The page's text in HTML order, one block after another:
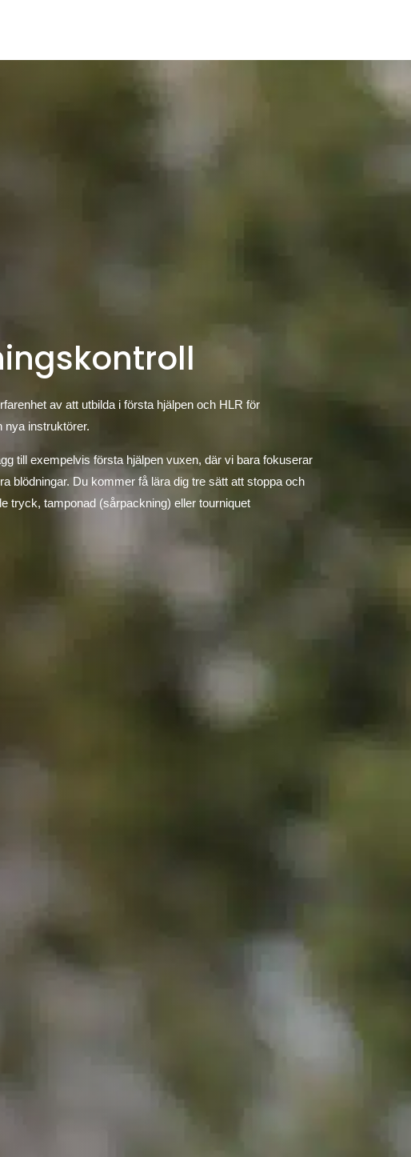
av att utbilda i första hjälpen och HLR för
nya instruktörer.
till exempelvis första hjälpen vuxen, där vi bara fokuserar
blödningar. Du kommer få lära dig tre sätt att stoppa och
tryck, tamponad (sårpackning) eller tourniquet